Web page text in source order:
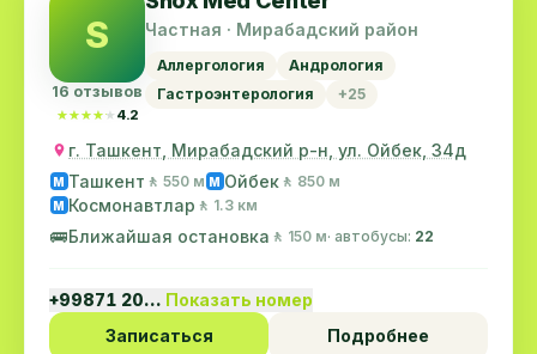
S
16 отзывов
★★★★★
★★★★★ 4.2
Частная · Мирабадский район
Аллергология
Андрология
Гастроэнтерология
+25
г. Ташкент, Мирабадский р-н, ул. Ойбек, 34д
M Ташкент 🚶 550 м M Ойбек 🚶 850 м
M Космонавтлар 🚶 1.3 км
🚌Ближайшая остановка 🚶 150 м· автобусы: 22
+99871 20… Показать номер
Записаться
Подробнее